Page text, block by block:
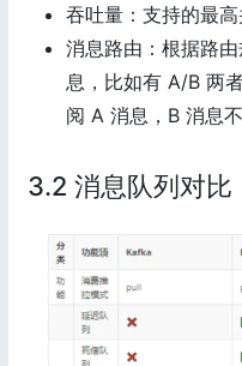
吞吐量：支持的最高
消息路由：根据路
息，比如有 A/B 两
阅 A 消息，B 消息不
3.2 消息队列对比